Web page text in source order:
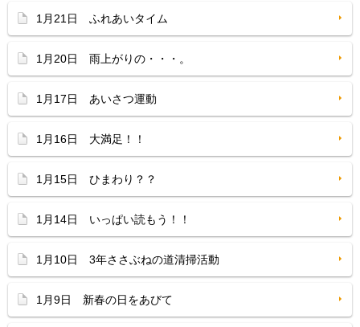
1月21日 ふれあいタイム
1月20日 雨上がりの・・・。
1月17日 あいさつ運動
1月16日 大満足！！
1月15日 ひまわり？？
1月14日 いっぱい読もう！！
1月10日 3年ささぶねの道清掃活動
1月9日 新春の日をあびて